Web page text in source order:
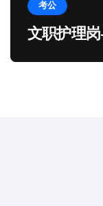
考公
文职护理